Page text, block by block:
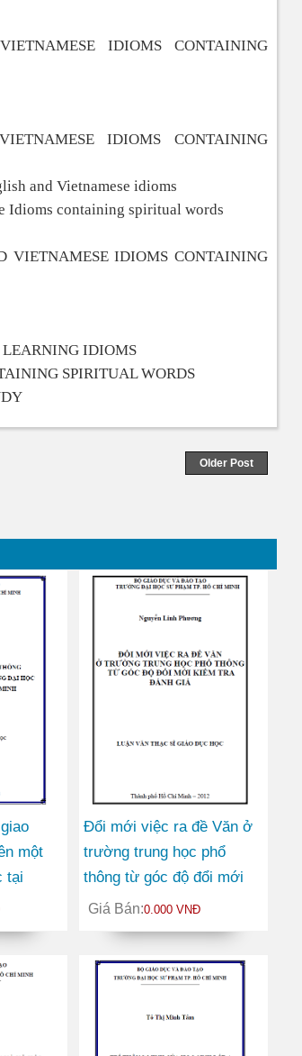
IDIOMS CONTAINING
IDIOMS CONTAINING
and Vietnamese idioms
Idioms containing spiritual words
VIETNAMESE IDIOMS CONTAINING
IDIOMS
SPIRITUAL WORDS
Older Post
một
tại
Đổi mới việc ra đề Văn ở
trường trung học phổ
thông từ góc độ đổi mới
kiểm tra đánh giá
Giá Bán:0.000 VNĐ